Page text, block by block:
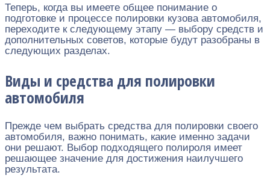
Теперь, когда вы имеете общее понимание о
подготовке и процессе полировки кузова автомобиля,
переходите к следующему этапу — выбору средств и
дополнительных советов, которые будут разобраны в
следующих разделах.
Виды и средства для полировки
автомобиля
Прежде чем выбрать средства для полировки своего
автомобиля, важно понимать, какие именно задачи
они решают. Выбор подходящего полироля имеет
решающее значение для достижения наилучшего
результата.